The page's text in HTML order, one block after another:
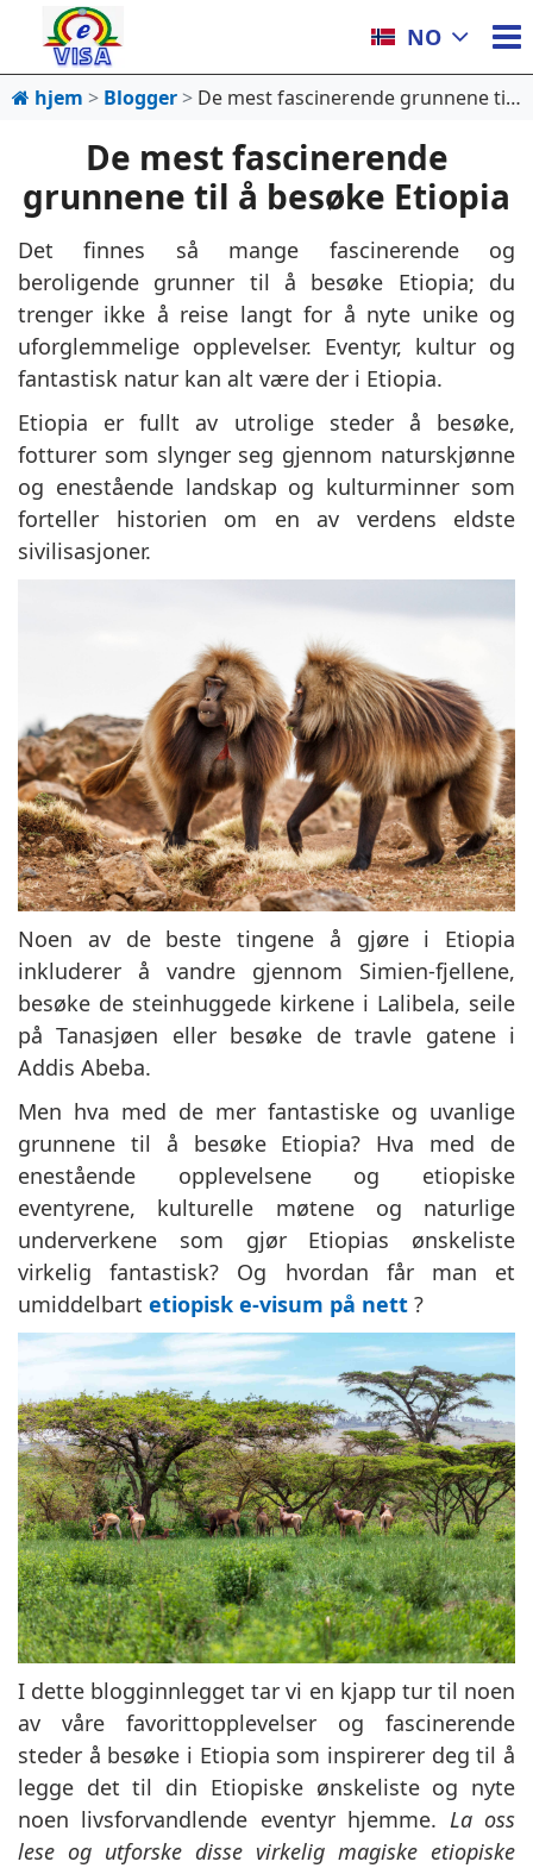
NO
hjem Blogger De mest fascinerende grunnene til å besøke Etiopia
De mest fascinerende
grunnene til å besøke Etiopia
Det finnes så mange fascinerende og
beroligende grunner til å besøke Etiopia; du
trenger ikke å reise langt for å nyte unike og
uforglemmelige opplevelser. Eventyr, kultur og
fantastisk natur kan alt være der i Etiopia.
Etiopia er fullt av utrolige steder å besøke,
fotturer som slynger seg gjennom naturskjønne
og enestående landskap og kulturminner som
forteller historien om en av verdens eldste
sivilisasjoner.
Noen av de beste tingene å gjøre i Etiopia
inkluderer å vandre gjennom Simien-fjellene,
besøke de steinhuggede kirkene i Lalibela, seile
på Tanasjøen eller besøke de travle gatene i
Addis Abeba.
Men hva med de mer fantastiske og uvanlige
grunnene til å besøke Etiopia? Hva med de
enestående opplevelsene og etiopiske
eventyrene, kulturelle møtene og naturlige
underverkene som gjør Etiopias ønskeliste
virkelig fantastisk? Og hvordan får man et
umiddelbart etiopisk e-visum på nett ?
I dette blogginnlegget tar vi en kjapp tur til noen
av våre favorittopplevelser og fascinerende
steder å besøke i Etiopia som inspirerer deg til å
legge det til din Etiopiske ønskeliste og nyte
noen livsforvandlende eventyr hjemme. La oss
lese og utforske disse virkelig magiske etiopiske